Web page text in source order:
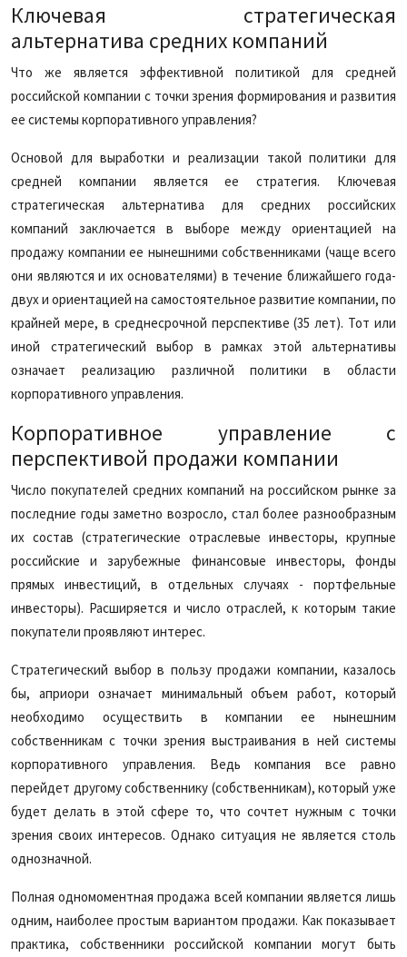
Ключевая стратегическая
альтернатива средних компаний
Что же является эффективной политикой для средней
российской компании с точки зрения формирования и развития
ее системы корпоративного управления?
Основой для выработки и реализации такой политики для
средней компании является ее стратегия. Ключевая
стратегическая альтернатива для средних российских
компаний заключается в выборе между ориентацией на
продажу компании ее нынешними собственниками (чаще всего
они являются и их основателями) в течение ближайшего года-
двух и ориентацией на самостоятельное развитие компании, по
крайней мере, в среднесрочной перспективе (35 лет). Тот или
иной стратегический выбор в рамках этой альтернативы
означает реализацию различной политики в области
корпоративного управления.
Корпоративное управление с
перспективой продажи компании
Число покупателей средних компаний на российском рынке за
последние годы заметно возросло, стал более разнообразным
их состав (стратегические отраслевые инвесторы, крупные
российские и зарубежные финансовые инвесторы, фонды
прямых инвестиций, в отдельных случаях - портфельные
инвесторы). Расширяется и число отраслей, к которым такие
покупатели проявляют интерес.
Стратегический выбор в пользу продажи компании, казалось
бы, априори означает минимальный объем работ, который
необходимо осуществить в компании ее нынешним
собственникам с точки зрения выстраивания в ней системы
корпоративного управления. Ведь компания все равно
перейдет другому собственнику (собственникам), который уже
будет делать в этой сфере то, что сочтет нужным с точки
зрения своих интересов. Однако ситуация не является столь
однозначной.
Полная одномоментная продажа всей компании является лишь
одним, наиболее простым вариантом продажи. Как показывает
практика, собственники российской компании могут быть